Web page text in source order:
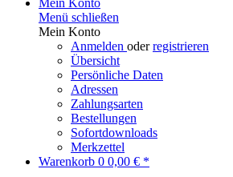
Mein Konto
Menü schließen
Mein Konto
Anmelden oderregistrieren
Übersicht
Persönliche Daten
Adressen
Zahlungsarten
Bestellungen
Sofortdownloads
Merkzettel
Warenkorb 0 0,00 € *